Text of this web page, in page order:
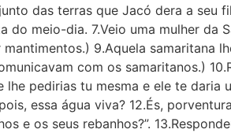
das terras que Jacó dera a
meio-dia. 7.Veio uma mulher da
9.Aquela samaritana
com os samaritanos.)
pedirias tu mesma e ele te daria
essa água viva? 12.És,
e os seus rebanhos?”.